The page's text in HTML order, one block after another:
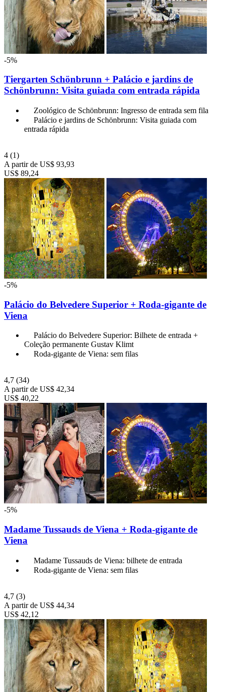
-5%
Tiergarten Schönbrunn + Palácio e jardins de
Schönbrunn: Visita guiada com entrada rápida
Zoológico de Schönbrunn: Ingresso de entrada sem fila
Palácio e jardins de Schönbrunn: Visita guiada com
entrada rápida
4 (1)
A partir de US$ 93,93
US$ 89,24
-5%
Palácio do Belvedere Superior + Roda-gigante de
Viena
Palácio do Belvedere Superior: Bilhete de entrada +
Coleção permanente Gustav Klimt
Roda-gigante de Viena: sem filas
4,7 (34)
A partir de US$ 42,34
US$ 40,22
-5%
Madame Tussauds de Viena + Roda-gigante de
Viena
Madame Tussauds de Viena: bilhete de entrada
Roda-gigante de Viena: sem filas
4,7 (3)
A partir de US$ 44,34
US$ 42,12